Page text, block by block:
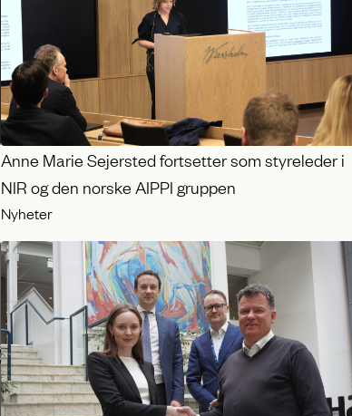
Anne Marie Sejersted fortsetter som styreleder i
NIR og den norske AIPPI gruppen
Nyheter